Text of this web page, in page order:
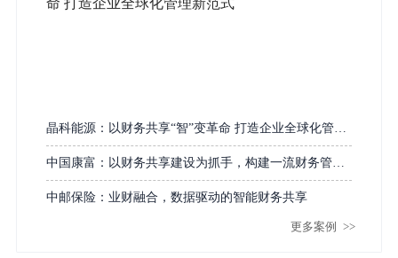
晶科能源：以财务共享“智”变革命 打造企业全球化管理
新范式
中国康富：以财务共享建设为抓手，构建一流财务管理
体系
中邮保险：业财融合，数据驱动的智能财务共享
更多案例 >>